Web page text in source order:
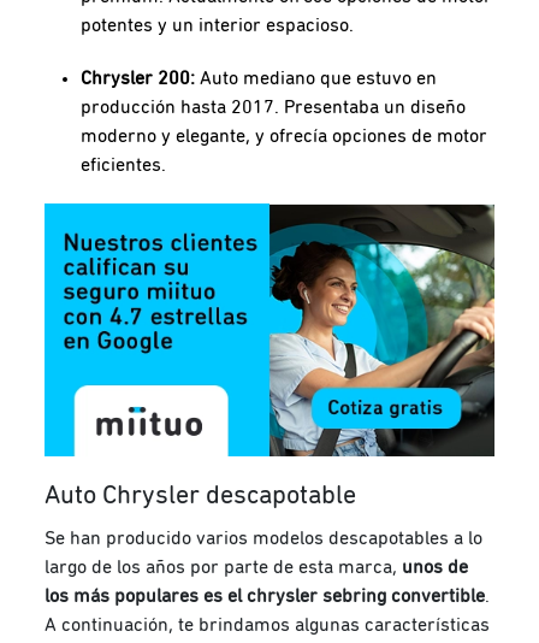
potentes y un interior espacioso.
Chrysler 200: Auto mediano que estuvo en
producción hasta 2017. Presentaba un diseño
moderno y elegante, y ofrecía opciones de motor
eficientes.
Auto Chrysler descapotable
Se han producido varios modelos descapotables a lo
largo de los años por parte de esta marca, unos de
los más populares es el chrysler sebring convertible.
A continuación, te brindamos algunas características